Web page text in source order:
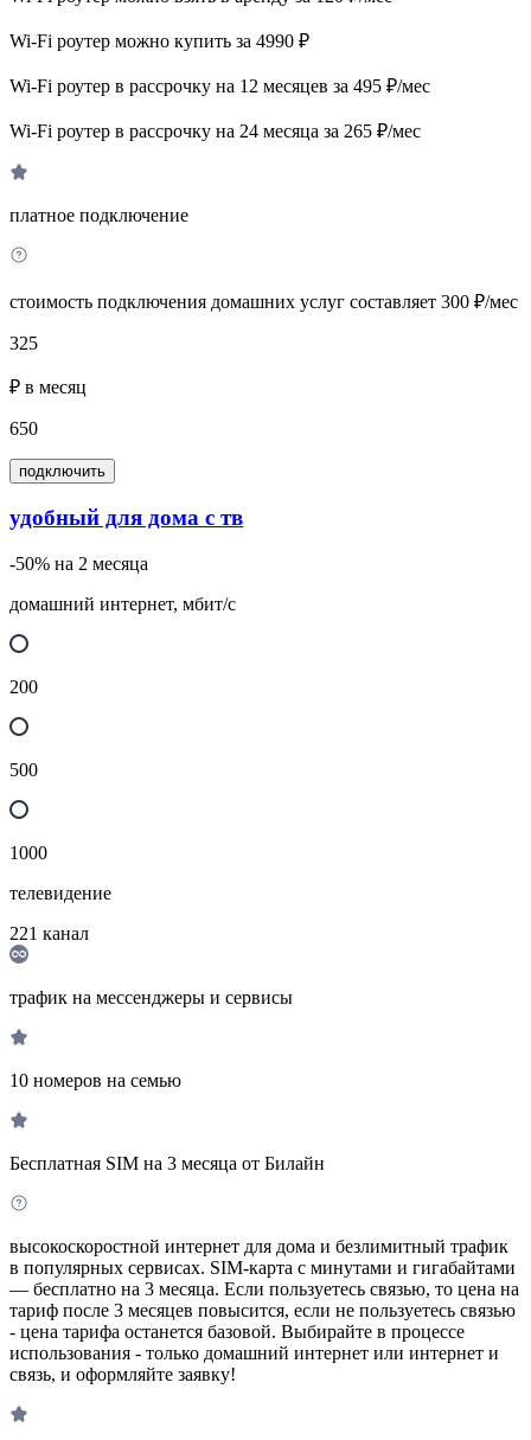
Wi-Fi роутер можно купить за 4990 ₽
Wi-Fi роутер в рассрочку на 12 месяцев за 495 ₽/мес
Wi-Fi роутер в рассрочку на 24 месяца за 265 ₽/мес
платное подключение
стоимость подключения домашних услуг составляет 300 ₽/мес
325
₽ в месяц
650
подключить
удобный для дома с тв
-50% на 2 месяца
домашний интернет, мбит/с
200
500
1000
телевидение
221 канал
трафик на мессенджеры и сервисы
10 номеров на семью
Бесплатная SIM на 3 месяца от Билайн
высокоскоростной интернет для дома и безлимитный трафик
в популярных сервисах. SIM-карта с минутами и гигабайтами
— бесплатно на 3 месяца. Если пользуетесь связью, то цена на
тариф после 3 месяцев повысится, если не пользуетесь связью
- цена тарифа останется базовой. Выбирайте в процессе
использования - только домашний интернет или интернет и
связь, и оформляйте заявку!